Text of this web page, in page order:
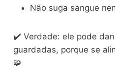
Não suga sangue
✔️ Verdade: ele pode
guardadas, porque se
🧩